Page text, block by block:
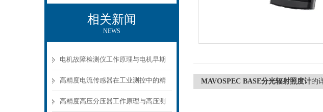
相关新闻
NEWS
电机故障检测仪工作原理与电机早期
故障诊断方案
高精度电流传感器在工业测控中的精
准测量方案
高精度高压分压器工作原理与高压测
MAVOSPEC BASE分光辐射照度计的